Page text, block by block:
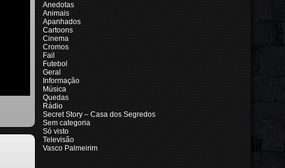
Anedotas
Animais
Apanhados
Cartoons
Cinema
Cromos
Fail
Futebol
Geral
Informação
Música
Quedas
Rádio
Secret Story – Casa dos Segredos
Sem categoria
Só visto
Televisão
Vasco Palmeirim